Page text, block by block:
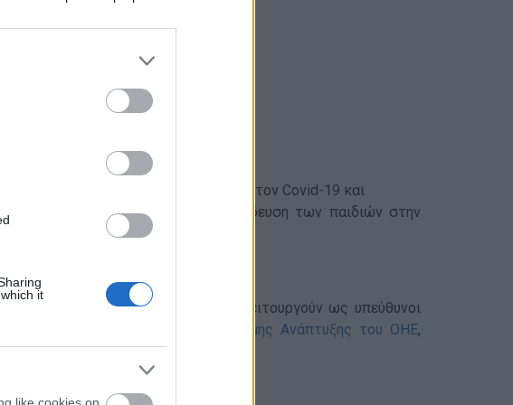
it
like cookies on
προστασίας από τον ιό
των μελών του ενάντια στον Covid-19 και
την οικογένεια με στόχο την εκπαίδευση των παιδιών στην
ελληνική κοινωνία με νέους που λειτουργούν ως υπεύθυνοι
Πρεσβευτές των 17 Στόχων Βιώσιμης Ανάπτυξης του ΟΗΕ,